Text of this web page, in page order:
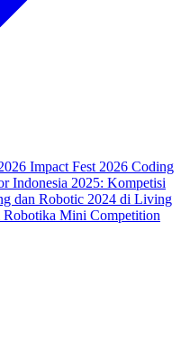
Impact Fest 2026 Coding
Indonesia 2025: Kompetisi
dan Robotic 2024 di Living
Mini Competition